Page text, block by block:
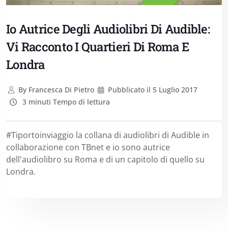
Io Autrice Degli Audiolibri Di Audible:
Vi Racconto I Quartieri Di Roma E
Londra
ByFrancesca Di Pietro Pubblicato il 5 Luglio 2017
3 minuti Tempo di lettura
#Tiportoinviaggio la collana di audiolibri di Audible in
collaborazione con TBnet e io sono autrice
dell'audiolibro su Roma e di un capitolo di quello su
Londra.